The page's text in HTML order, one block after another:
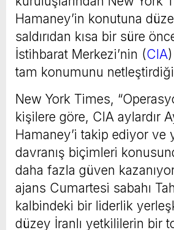
Hamaney’in konutuna
saldırıdan kısa bir süre
İstihbarat Merkezi’nin (CIA
tam konumunu
New York Times,
kişilere göre, CIA aylardır
Hamaney’i takip ediyor ve
davranış biçimleri
daha fazla güven
ajans Cumartesi sabahı
kalbindeki bir liderlik
düzey İranlı yetkililerin bir